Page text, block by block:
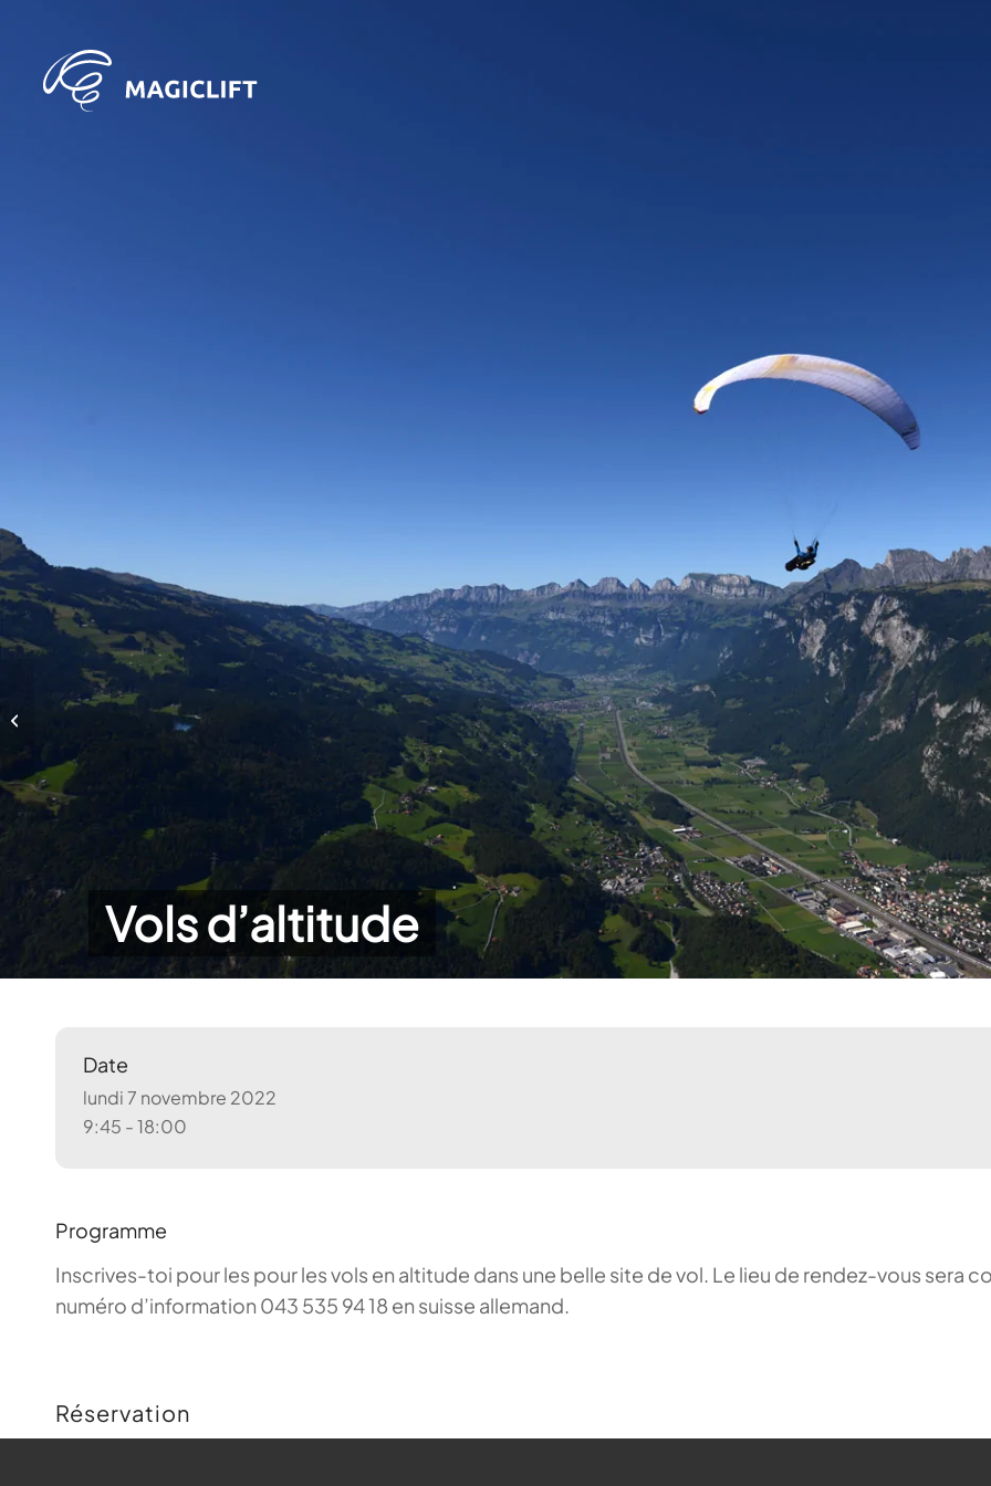
Vols d’altitude
Date
lundi 7 novembre 2022
9:45 - 18:00
Programme
Inscrives-toi pour les pour les vols en altitude dans une belle site de vol. Le lieu de rendez-vous sera
numéro d’information 043 535 94 18 en suisse allemand.
Réservation